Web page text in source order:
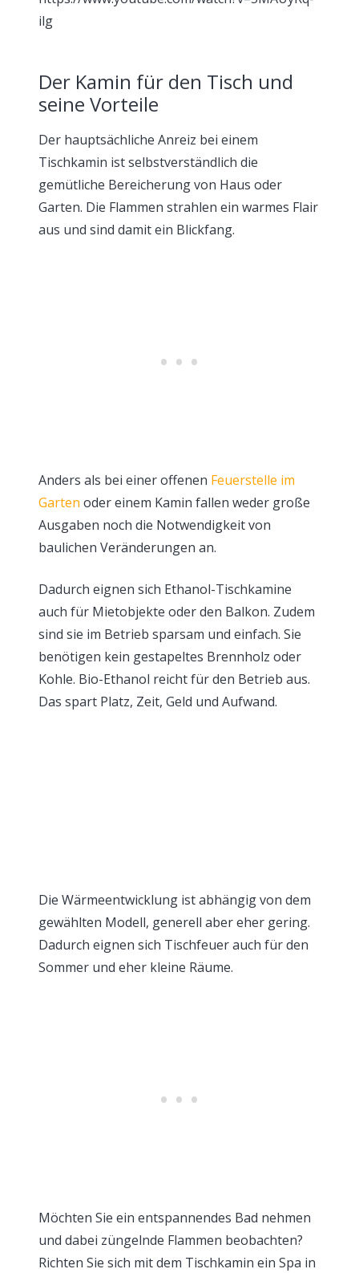
ilg
Der Kamin für den Tisch und
seine Vorteile
Der hauptsächliche Anreiz bei einem
Tischkamin ist selbstverständlich die
gemütliche Bereicherung von Haus oder
Garten. Die Flammen strahlen ein warmes Flair
aus und sind damit ein Blickfang.
Anders als bei einer offenen Feuerstelle im
Garten oder einem Kamin fallen weder große
Ausgaben noch die Notwendigkeit von
baulichen Veränderungen an.
Dadurch eignen sich Ethanol-Tischkamine
auch für Mietobjekte oder den Balkon. Zudem
sind sie im Betrieb sparsam und einfach. Sie
benötigen kein gestapeltes Brennholz oder
Kohle. Bio-Ethanol reicht für den Betrieb aus.
Das spart Platz, Zeit, Geld und Aufwand.
Die Wärmeentwicklung ist abhängig von dem
gewählten Modell, generell aber eher gering.
Dadurch eignen sich Tischfeuer auch für den
Sommer und eher kleine Räume.
Möchten Sie ein entspannendes Bad nehmen
und dabei züngelnde Flammen beobachten?
Richten Sie sich mit dem Tischkamin ein Spa in